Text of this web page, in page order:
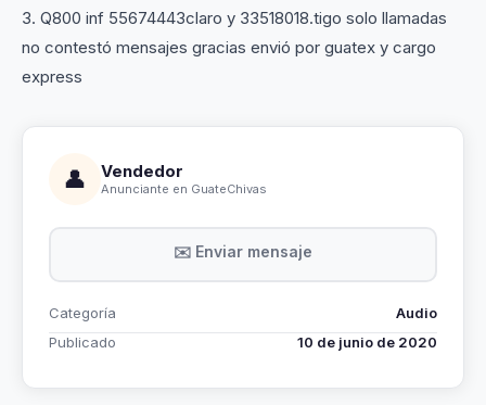
3. Q800 inf 55674443claro y 33518018.tigo solo llamadas
no contestó mensajes gracias envió por guatex y cargo
express
👤 Vendedor
Anunciante en GuateChivas
✉️ Enviar mensaje
Categoría
Audio
Publicado
10 de junio de 2020